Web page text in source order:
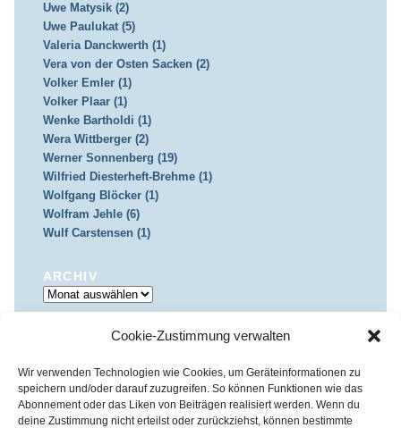
Cookie-Zustimmung verwalten
Wir verwenden Technologien wie Cookies, um Geräteinformationen zu
speichern und/oder darauf zuzugreifen. So können Funktionen wie das
Abonnement oder das Liken von Beiträgen realisiert werden. Wenn du
deine Zustimmung nicht erteilst oder zurückziehst, können bestimmte
Uwe Matysik (2)
Uwe Paulukat (5)
Valeria Danckwerth (1)
Vera von der Osten Sacken (2)
Volker Emler (1)
Volker Plaar (1)
Wenke Bartholdi (1)
Wera Wittberger (2)
Werner Sonnenberg (19)
Wilfried Diesterheft-Brehme (1)
Wolfgang Blöcker (1)
Wolfram Jehle (6)
Wulf Carstensen (1)
ARCHIV
Archiv
IMPRESSUM & DATENSCHUTZ
Datenschutz